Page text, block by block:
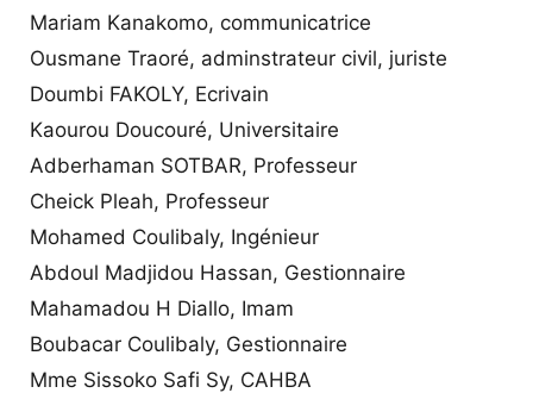
Mariam Kanakomo, communicatrice
Ousmane Traoré, adminstrateur civil, juriste
Doumbi FAKOLY, Ecrivain
Kaourou Doucouré, Universitaire
Adberhaman SOTBAR, Professeur
Cheick Pleah, Professeur
Mohamed Coulibaly, Ingénieur
Abdoul Madjidou Hassan, Gestionnaire
Mahamadou H Diallo, Imam
Boubacar Coulibaly, Gestionnaire
Mme Sissoko Safi Sy, CAHBA